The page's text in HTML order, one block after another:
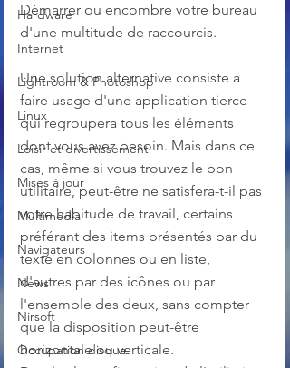
Hardware
Internet
Lightroom & Photoshop
Linux
Loisir et divertissement
Mises à jour
Multimedia
Navigateurs
News
Nirsoft
Occupation disque
Démarrer ou encombre votre bureau
d'une multitude de raccourcis.
Une solution alternative consiste à
faire usage d'une application tierce
qui regroupera tous les éléments
dont vous avez besoin. Mais dans ce
cas, même si vous trouvez le bon
utilitaire, peut-être ne satisfera-t-il pas
votre habitude de travail, certains
préférant des items présentés par du
texte en colonnes ou en liste,
d'autres par des icônes ou par
l'ensemble des deux, sans compter
que la disposition peut-être
horizontale ou verticale.